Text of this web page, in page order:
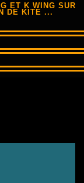
ET K WING SUR
DE KITE ...